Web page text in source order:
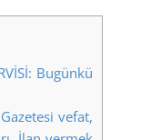
Bugünkü
vefat,